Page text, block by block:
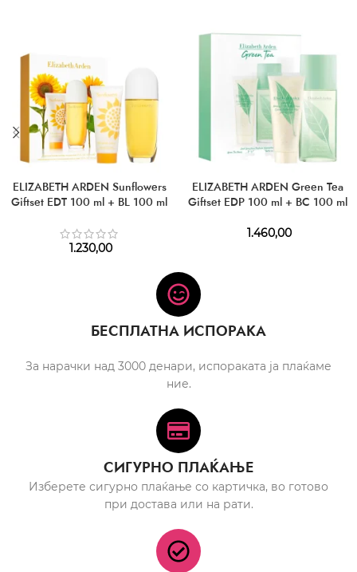
ELIZABETH ARDEN Sunflowers
Giftset EDT 100 ml + BL 100 ml
1.230,00
ELIZABETH ARDEN Green Tea
Giftset EDP 100 ml + BC 100 ml
1.460,00
БЕСПЛАТНА ИСПОРАКА
За нарачки над 3000 денари, испораката ја плаќаме
ние.
СИГУРНО ПЛАЌАЊЕ
Изберете сигурно плаќање со картичка, во готово
при достава или на рати.